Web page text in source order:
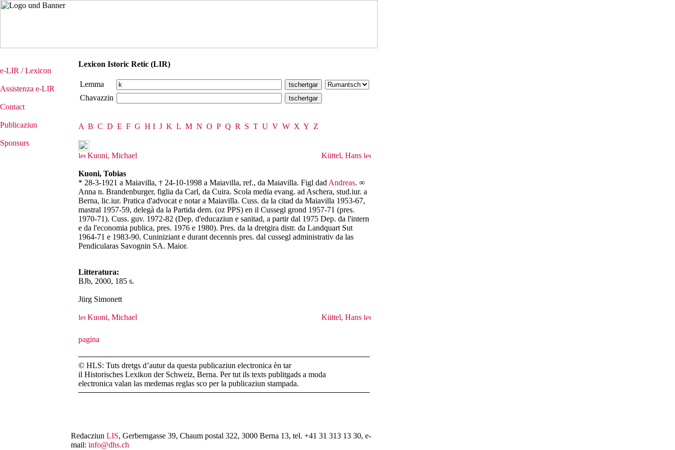
e-LIR / Lexicon
Assistenza e-LIR
Contact
Publicaziun
Sponsurs
Lexicon Istoric Retic (LIR)
Lemma
Chavazzin
A B C D E F G H I J K L M N O P Q R S T U V W X Y Z
Kuoni, Michael Küttel, Hans
Kuoni, Tobias
* 28-3-1921 a Maiavilla, † 24-10-1998 a Maiavilla, ref., da Maiavilla. Figl dad Andreas. ∞
Anna n. Brandenburger, figlia da Carl, da Cuira. Scola media evang. ad Aschera, stud.iur. a
Berna, lic.iur. Pratica d'advocat e notar a Maiavilla. Cuss. da la citad da Maiavilla 1953-67,
mastral 1957-59, delegà da la Partida dem. (oz PPS) en il Cussegl grond 1957-71 (pres.
1970-71). Cuss. guv. 1972-82 (Dep. d'educaziun e sanitad, a partir dal 1975 Dep. da l'intern
e da l'economia publica, pres. 1976 e 1980). Pres. da la dretgira distr. da Landquart Sut
1964-71 e 1983-90. Cuniniziant e durant decennis pres. dal cussegl administrativ da las
Pendicularas Savognin SA. Maior.
Litteratura:
BJb, 2000, 185 s.
Jürg Simonett
Kuoni, Michael Küttel, Hans
© HLS: Tuts dretgs d’autur da questa publicaziun electronica èn tar
il Historisches Lexikon der Schweiz, Berna. Per tut ils texts publitgads a moda
electronica valan las medemas reglas sco per la publicaziun stampada.
Redacziun LIS, Gerberngasse 39, Chaum postal 322, 3000 Berna 13, tel. +41 31 313 13 30, e-
mail: info@dhs.ch